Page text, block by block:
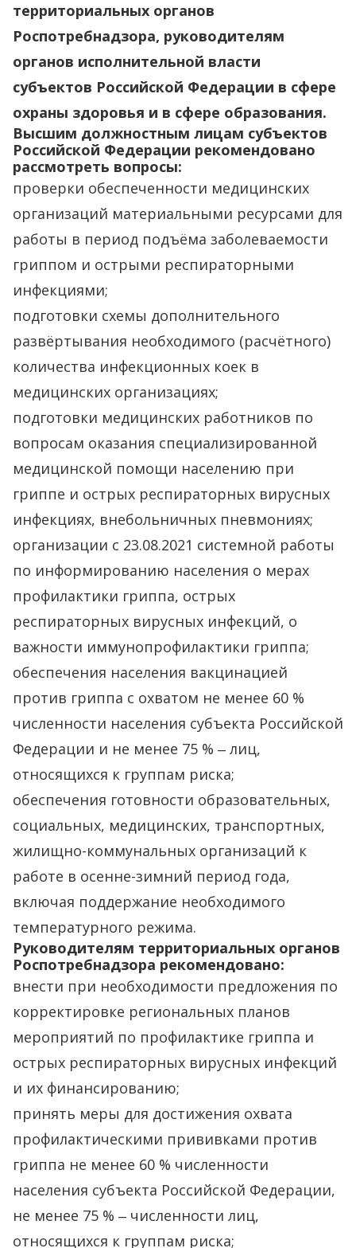
территориальных органов
Роспотребнадзора, руководителям
органов исполнительной власти
субъектов Российской Федерации в сфере
охраны здоровья и в сфере образования.
Высшим должностным лицам субъектов
Российской Федерации рекомендовано
рассмотреть вопросы:
проверки обеспеченности медицинских
организаций материальными ресурсами для
работы в период подъёма заболеваемости
гриппом и острыми респираторными
инфекциями;
подготовки схемы дополнительного
развёртывания необходимого (расчётного)
количества инфекционных коек в
медицинских организациях;
подготовки медицинских работников по
вопросам оказания специализированной
медицинской помощи населению при
гриппе и острых респираторных вирусных
инфекциях, внебольничных пневмониях;
организации с 23.08.2021 системной работы
по информированию населения о мерах
профилактики гриппа, острых
респираторных вирусных инфекций, о
важности иммунопрофилактики гриппа;
обеспечения населения вакцинацией
против гриппа с охватом не менее 60 %
численности населения субъекта Российской
Федерации и не менее 75 % ‒ лиц,
относящихся к группам риска;
обеспечения готовности образовательных,
социальных, медицинских, транспортных,
жилищно-коммунальных организаций к
работе в осенне-зимний период года,
включая поддержание необходимого
температурного режима.
Руководителям территориальных органов
Роспотребнадзора рекомендовано:
внести при необходимости предложения по
корректировке региональных планов
мероприятий по профилактике гриппа и
острых респираторных вирусных инфекций
и их финансированию;
принять меры для достижения охвата
профилактическими прививками против
гриппа не менее 60 % численности
населения субъекта Российской Федерации,
не менее 75 % ‒ численности лиц,
относящихся к группам риска;